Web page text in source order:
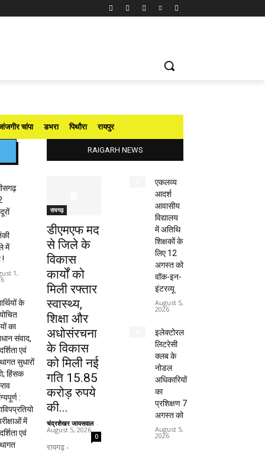
चांपा डभरा पिथौरा रायपुर
में
!
1,
के
का
संवाद,
एवं
सुधारों
हिंसक
:
में
एवं
RAIGARH NEWS
रायगढ़
डीएमएफ मद
से जिले के
विकास
कार्यों को
मिली रफ्तार
स्वास्थ्य,
शिक्षा और
अधोसंरचना
के विकास
को मिली नई
गति 15.85
करोड़ रुपये
की...
चंद्रशेखर जायसवाल -
August 5, 2026
0
रायगढ़ -
एकलव्य
आदर्श
आवासीय
विद्यालय
में अतिथि
शिक्षकों के
लिए 12
अगस्त को
वॉक-इन-
इंटरव्यू
August 5,
2026
इलेक्टोरल
लिटरेसी
क्लब के
नोडल
अधिकारियों
का
प्रशिक्षण 7
अगस्त को
August 5,
2026